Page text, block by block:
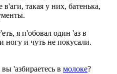
такая у них, батенька,
я п'обовал один 'аз в
ногу и чуть не покусали.
'азбираетесь в молоке?